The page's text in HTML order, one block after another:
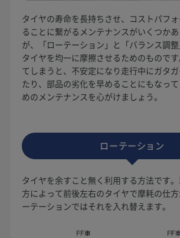
タイヤの寿命を長持ちさせ、コストパフ
ることに繋がるメンテナンスがいくつか
が、「ローテーション」と「バランス調整
タイヤを均一に摩擦させるためのもので
てしまうと、不安定になり走行中にガタ
たり、部品の劣化を早めることにもなっ
めのメンテナンスを心がけましょう。
ローテーション
タイヤを余すこと無く利用する方法です
方によって前後左右のタイヤで摩耗の仕
ーテーションではそれを入れ替えます。